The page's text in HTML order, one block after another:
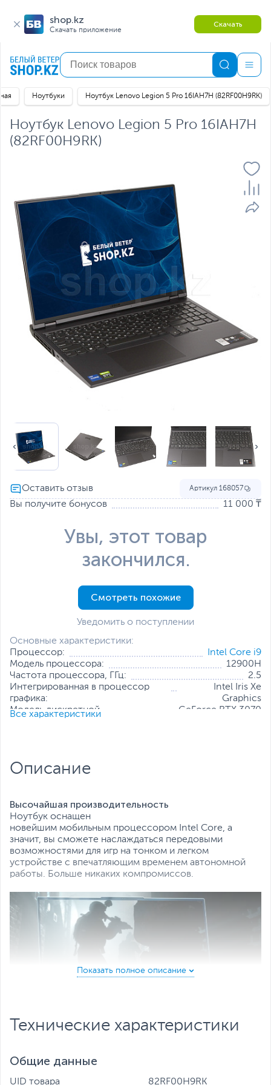
shop.kz
Скачать приложение
Скачать
Ноутбуки Ноутбук Lenovo Legion 5 Pro 16IAH7H (82RF00H9RK)
Ноутбук Lenovo Legion 5 Pro 16IAH7H
(82RF00H9RK)
Основные характеристики:
Процессор:
Intel Core i9
Модель процессора:
12900H
Частота процессора, ГГц:
2.5
Интегрированная в процессор
графика:
Intel Iris Xe
Graphics
Модель дискретной
GeForce RTX 3070
памяти:
Разрешение экрана:
Все характеристики
Все характеристики
Артикул 168057
Вы получите бонусов 11 000 ₸
Увы, этот товар
закончился.
Смотреть похожие
Уведомить о поступлении
Описание
Высочайшая производительность
Ноутбук оснащен
новейшим мобильным процессором Intel Core, а
значит, вы сможете наслаждаться передовыми
возможностями для игр на тонком и легком
устройстве с впечатляющим временем автономной
работы. Больше никаких компромиссов.
Технические характеристики
Общие данные
UID товара 82RF00H9RK